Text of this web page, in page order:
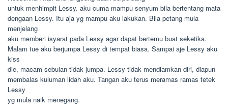
untuk menhimpit Lessy. aku cuma mampu senyum bila bertentang mata
dengaan Lessy. Itu aja yg mampu aku lakukan. Bila petang mula
menjelang
aku memberi isyarat pada Lessy agar dapat bertemu buat seketika.
Malam tue aku berjumpa Lessy di tempat biasa. Sampai aje Lessy aku
kiss
die, macam sebulan tidak jumpa. Lessy tidak mendiamkan diri, diapun
membalas kuluman lidah aku. Tangan aku terus meramas ramas tetek
Lessy
yg mula naik menegang.